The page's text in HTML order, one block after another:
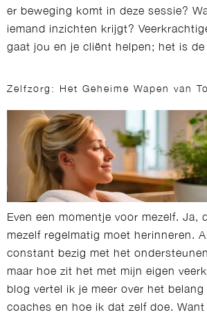
er beweging komt in deze sessie?
iemand inzichten krijgt?
gaat jou en je cliënt helpen; het is
Zelfzorg: Het Geheime Wapen van
Even een momentje voor mezelf. Ja,
mezelf regelmatig moet herinneren.
constant bezig met het
maar hoe zit het met mijn eigen
blog vertel ik je meer over het
coaches en hoe ik dat zelf doe.